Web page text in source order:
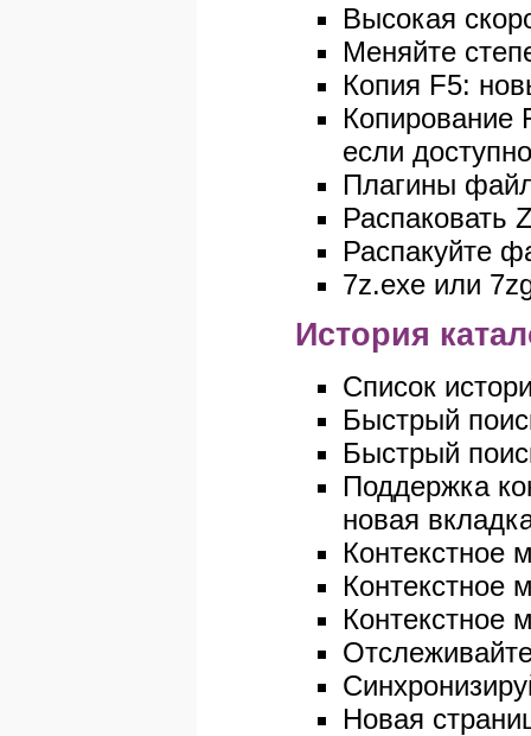
Высокая
Меняйте
Копия F5:
Копирование
если
Плагины
Распаковать
Распакуйте
7z.exe или
История
Список
Быстрый
Быстрый
Поддержка
новая
Контекстное
Контекстное
Контекстное
Новая